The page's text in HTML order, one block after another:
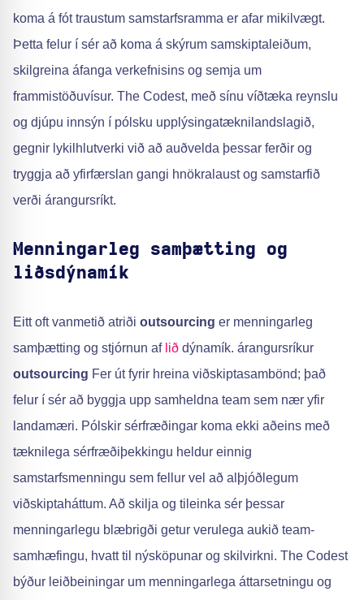
koma á fót traustum samstarfsramma er afar mikilvægt.
Þetta felur í sér að koma á skýrum samskiptaleiðum,
skilgreina áfanga verkefnisins og semja um
frammistöðuvísur. The Codest, með sínu víðtæka reynslu
og djúpu innsýn í pólsku upplýsingatæknilandslagið,
gegnir lykilhlutverki við að auðvelda þessar ferðir og
tryggja að yfirfærslan gangi hnökralaust og samstarfið
verði árangursríkt.
Menningarleg samþætting og
liðsdýnamík
Eitt oft vanmetið atriði outsourcing er menningarleg
samþætting og stjórnun af lið dýnamík. árangursríkur
outsourcing Fer út fyrir hreina viðskiptasambönd; það
felur í sér að byggja upp samheldna team sem nær yfir
landamæri. Pólskir sérfræðingar koma ekki aðeins með
tæknilega sérfræðiþekkingu heldur einnig
samstarfsmenningu sem fellur vel að alþjóðlegum
viðskiptaháttum. Að skilja og tileinka sér þessar
menningarlegu blæbrigði getur verulega aukið team-
samhæfingu, hvatt til nýsköpunar og skilvirkni. The Codest
býður leiðbeiningar um menningarlega áttarsetningu og